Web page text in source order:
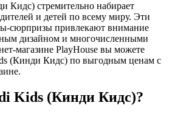
Кидс) стремительно набирает
и детей по всему миру. Эти
сюрпризы привлекают внимание
дизайном и многочисленными
магазине PlayHouse вы можете
(Кинди Кидс) по выгодным ценам с
Kids (Кинди Кидс)?